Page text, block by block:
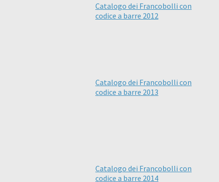
Catalogo dei Francobolli con
codice a barre 2012
Catalogo dei Francobolli con
codice a barre 2013
Catalogo dei Francobolli con
codice a barre 2014